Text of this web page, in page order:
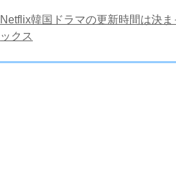
Netflix韓国ドラマの更新時間は決
ックス